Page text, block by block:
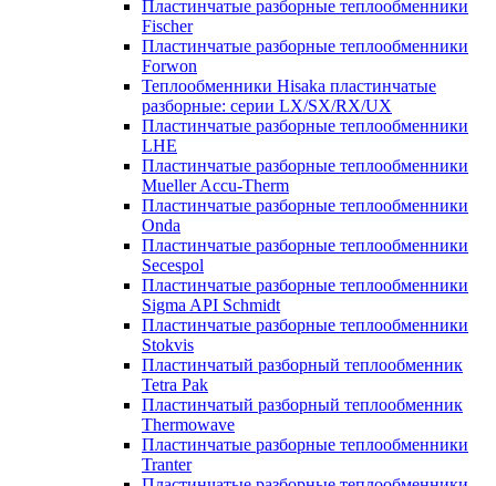
Пластинчатые разборные теплообменники
Fischer
Пластинчатые разборные теплообменники
Forwon
Теплообменники Hisaka пластинчатые
разборные: серии LX/SX/RX/UX
Пластинчатые разборные теплообменники
LHE
Пластинчатые разборные теплообменники
Mueller Accu-Therm
Пластинчатые разборные теплообменники
Onda
Пластинчатые разборные теплообменники
Secespol
Пластинчатые разборные теплообменники
Sigma API Schmidt
Пластинчатые разборные теплообменники
Stokvis
Пластинчатый разборный теплообменник
Tetra Pak
Пластинчатый разборный теплообменник
Thermowave
Пластинчатые разборные теплообменники
Tranter